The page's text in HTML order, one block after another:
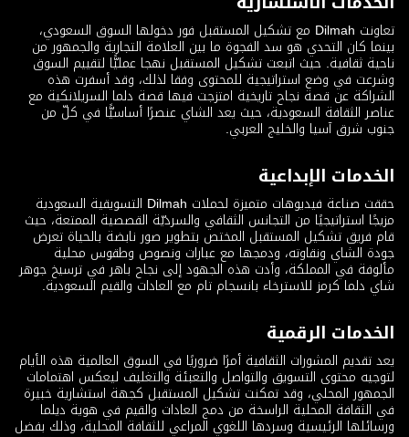
تعاونت Dilmah مع تشكيل المستقبل فور دخولها السوق السعودي،
بينما كان التحدي هو سد الفجوة ما بين العلامة التجارية والجمهور من
ناحية ثقافية. حيث اتبعت تشكيل المستقبل نهجا عمليًّا لتقييم السوق
وشرعت في وضع استراتيجية للمحتوى وفقا لذلك، وقد أسفرت هذه
الشراكة عن قصة نجاح تاريخية امتزجت فيها قصة دلما السريلانكية مع
عناصر الثقافة السعودية، حيث يعد الشاي عنصرًا أساسيًّا في كلّ من
جنوب شرق آسيا والخليج العربي.
الخدمات الإبداعية
حققت صناعة فيديوهات متميزة لحملات Dilmah التسويقية السعودية
مزيجًا استراتيجيًا من التجانس الثقافي والسرديّة القصصية الممتعة، حيث
قام فريق تشكيل المستقبل المختص بتطوير صور نابضة بالحياة تعرض
جودة الشاي ونقاوته، ودمجها مع عبارات ونصوص وطقوس محلية
مألوفة في المملكة، وأدت هذه الجهود إلى نجاح باهر في ترسيخ جوهر
شاي دلما كرمز للاسترخاء بانسجام تام مع العادات والقيم السعودية.
الخدمات الرقمية
يعد تقديم المشورات الثقافية أمرًا ضروريًا في السوق العالمية هذه الأيام
لتوجيه محتوى التسويق والتواصل والتعبئة والتغليف ليعكس اهتمامات
الجمهور المحلي، وقد تمكنت تشكيل المستقبل كجهة استشارية خبيرة
في الثقافة المحلية الراسخة من دمج العادات والقيم في هوية ديلما
ورسائلها الرئيسية وسردها اللغوي المراعي للثقافة المحلية، وذلك بفضل